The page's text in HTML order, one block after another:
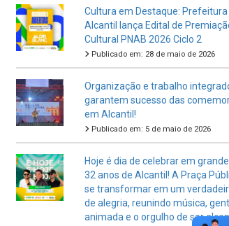
Cultura em Destaque: Prefeitura
Alcantil lança Edital de
Cultural PNAB 2026 Ciclo 2
Publicado em: 28 de maio de 2026
Organização e trabalho
garantem sucesso das
em Alcantil!
Publicado em: 5 de maio de 2026
Hoje é dia de celebrar em
32 anos de Alcantil! A Praça
se transformar em um
de alegria, reunindo música,
animada e o orgulho de ser